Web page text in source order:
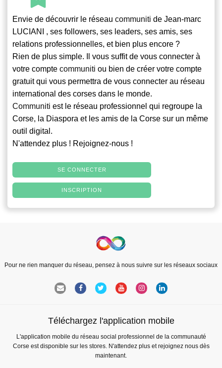
Envie de découvrir le réseau communiti de Jean-marc
LUCIANI , ses followers, ses leaders, ses amis, ses
relations professionnelles, et bien plus encore ?
Rien de plus simple. Il vous suffit de vous connecter à
votre compte communiti ou bien de créer votre compte
gratuit qui vous permettra de vous connecter au réseau
international des corses dans le monde.
Communiti est le réseau professionnel qui regroupe la
Corse, la Diaspora et les amis de la Corse sur un même
outil digital.
N'attendez plus ! Rejoignez-nous !
SE CONNECTER
INSCRIPTION
Pour ne rien manquer du réseau, pensez à nous suivre sur les réseaux sociaux
Téléchargez l'application mobile
L'application mobile du réseau social professionnel de la communauté
Corse est disponible sur les stores. N'attendez plus et rejoignez nous dès
maintenant.